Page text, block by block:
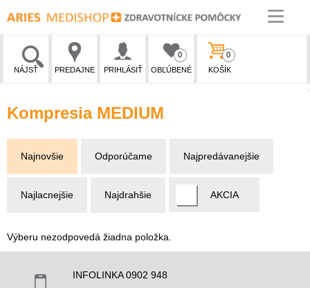
NÁJSŤ PREDAJNE PRIHLÁSIŤ OBĽÚBENÉ
0
KOŠÍK
0
Kompresia MEDIUM
Najnovšie Odporúčame Najpredávanejšie
Najlacnejšie Najdrahšie AKCIA
Výberu nezodpovedá žiadna položka.
INFOLINKA 0902 948